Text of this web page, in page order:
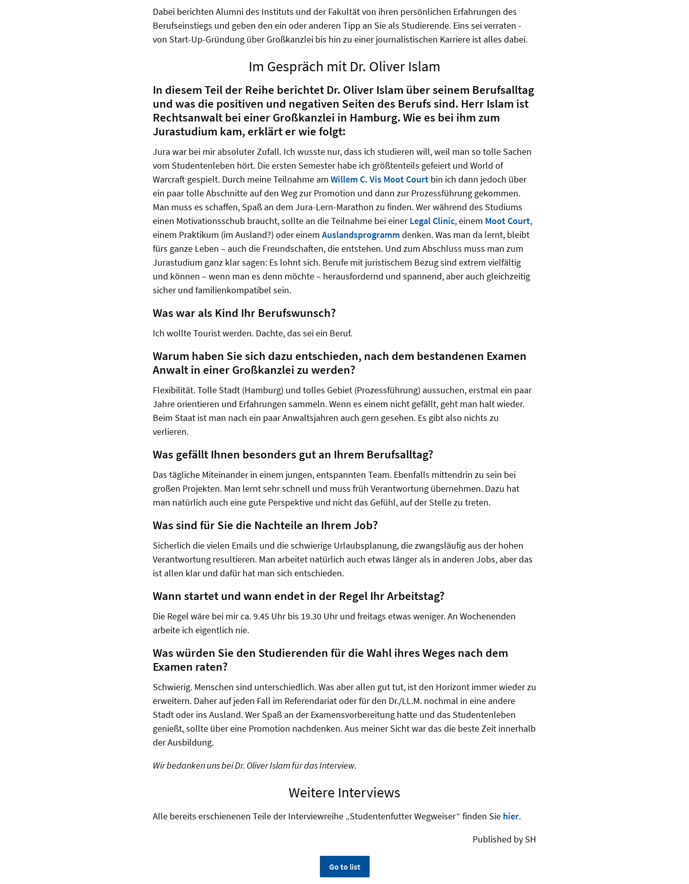
Dabei berichten Alumni des Instituts und der Fakultät von ihren persönlichen Erfahrungen des
Berufseinstiegs und geben den ein oder anderen Tipp an Sie als Studierende. Eins sei verraten -
von Start-Up-Gründung über Großkanzlei bis hin zu einer journalistischen Karriere ist alles dabei.
Im Gespräch mit Dr. Oliver Islam
In diesem Teil der Reihe berichtet Dr. Oliver Islam über seinem Berufsalltag
und was die positiven und negativen Seiten des Berufs sind. Herr Islam ist
Rechtsanwalt bei einer Großkanzlei in Hamburg. Wie es bei ihm zum
Jurastudium kam, erklärt er wie folgt:
Jura war bei mir absoluter Zufall. Ich wusste nur, dass ich studieren will, weil man so tolle Sachen
vom Studentenleben hört. Die ersten Semester habe ich größtenteils gefeiert und World of
Warcraft gespielt. Durch meine Teilnahme am Willem C. Vis Moot Court bin ich dann jedoch über
ein paar tolle Abschnitte auf den Weg zur Promotion und dann zur Prozessführung gekommen.
Man muss es schaffen, Spaß an dem Jura-Lern-Marathon zu finden. Wer während des Studiums
einen Motivationsschub braucht, sollte an die Teilnahme bei einerLegal Clinic, einem Moot Court,
einem Praktikum (im Ausland?) oder einem Auslandsprogramm denken. Was man da lernt, bleibt
fürs ganze Leben – auch die Freundschaften, die entstehen. Und zum Abschluss muss man zum
Jurastudium ganz klar sagen: Es lohnt sich. Berufe mit juristischem Bezug sind extrem vielfältig
und können – wenn man es denn möchte – herausfordernd und spannend, aber auch gleichzeitig
sicher und familienkompatibel sein.
Was war als Kind Ihr Berufswunsch?
Ich wollte Tourist werden. Dachte, das sei ein Beruf.
Warum haben Sie sich dazu entschieden, nach dem bestandenen Examen
Anwalt in einer Großkanzlei zu werden?
Flexibilität. Tolle Stadt (Hamburg) und tolles Gebiet (Prozessführung) aussuchen, erstmal ein paar
Jahre orientieren und Erfahrungen sammeln. Wenn es einem nicht gefällt, geht man halt wieder.
Beim Staat ist man nach ein paar Anwaltsjahren auch gern gesehen. Es gibt also nichts zu
verlieren.
Was gefällt Ihnen besonders gut an Ihrem Berufsalltag?
Das tägliche Miteinander in einem jungen, entspannten Team. Ebenfalls mittendrin zu sein bei
großen Projekten. Man lernt sehr schnell und muss früh Verantwortung übernehmen. Dazu hat
man natürlich auch eine gute Perspektive und nicht das Gefühl, auf der Stelle zu treten.
Was sind für Sie die Nachteile an Ihrem Job?
Sicherlich die vielen Emails und die schwierige Urlaubsplanung, die zwangsläufig aus der hohen
Verantwortung resultieren. Man arbeitet natürlich auch etwas länger als in anderen Jobs, aber das
ist allen klar und dafür hat man sich entschieden.
Wann startet und wann endet in der Regel Ihr Arbeitstag?
Die Regel wäre bei mir ca. 9.45 Uhr bis 19.30 Uhr und freitags etwas weniger. An Wochenenden
arbeite ich eigentlich nie.
Was würden Sie den Studierenden für die Wahl ihres Weges nach dem
Examen raten?
Schwierig. Menschen sind unterschiedlich. Was aber allen gut tut, ist den Horizont immer wieder zu
erweitern. Daher auf jeden Fall im Referendariat oder für den Dr./LL.M. nochmal in eine andere
Stadt oder ins Ausland. Wer Spaß an der Examensvorbereitung hatte und das Studentenleben
genießt, sollte über eine Promotion nachdenken. Aus meiner Sicht war das die beste Zeit innerhalb
der Ausbildung.
Wir bedanken uns bei Dr. Oliver Islam für das Interview.
Weitere Interviews
Alle bereits erschienenen Teile der Interviewreihe „Studentenfutter Wegweiser“ finden Sie hier.
Published by SH
Go to list